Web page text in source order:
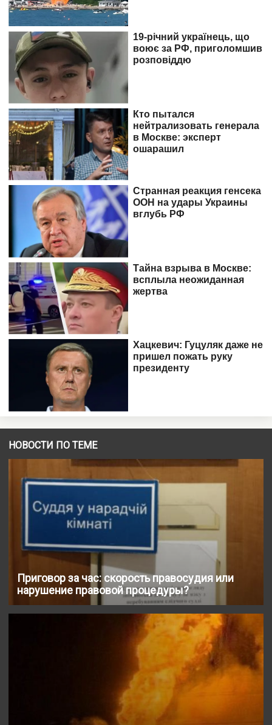
НОВОСТИ ПО ТЕМЕ
Приговор за час: скорость правосудия или
нарушение правовой процедуры?